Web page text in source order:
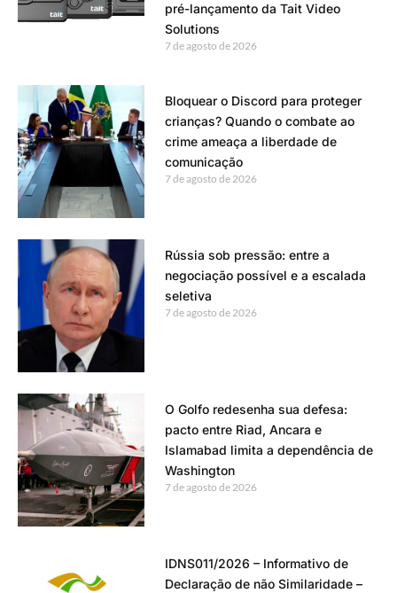
pré-lançamento da Tait Video
Solutions
7 de agosto de 2026
Bloquear o Discord para proteger
crianças? Quando o combate ao
crime ameaça a liberdade de
comunicação
7 de agosto de 2026
Rússia sob pressão: entre a
negociação possível e a escalada
seletiva
7 de agosto de 2026
O Golfo redesenha sua defesa:
pacto entre Riad, Ancara e
Islamabad limita a dependência de
Washington
7 de agosto de 2026
IDNS011/2026 – Informativo de
Declaração de não Similaridade –